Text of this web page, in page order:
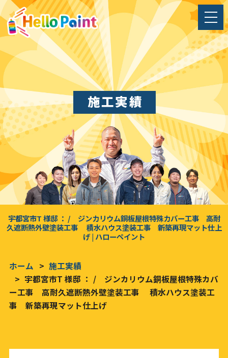
施工実績
宇都宮市T 様邸 ： / ジンカリウム銅板屋根特殊カバー工事 高耐
久遮断熱外壁塗装工事 積水ハウス塗装工事 新築再現マット仕上
げ | ハローペイント
ホーム
施工実績
宇都宮市T 様邸 ： / ジンカリウム銅板屋根特殊カバ
ー工事 高耐久遮断熱外壁塗装工事 積水ハウス塗装工
事 新築再現マット仕上げ